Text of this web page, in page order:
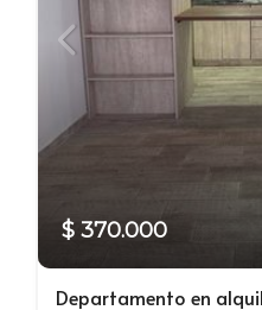
$ 370.000
Departamento en